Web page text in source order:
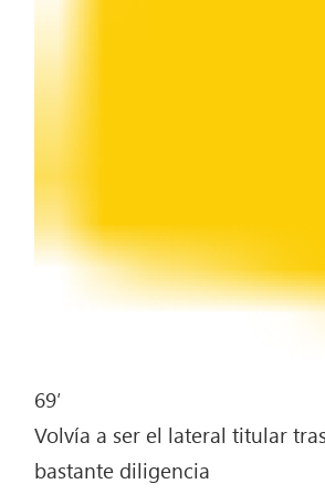
69′
Volvía a ser el lateral titular
bastante diligencia